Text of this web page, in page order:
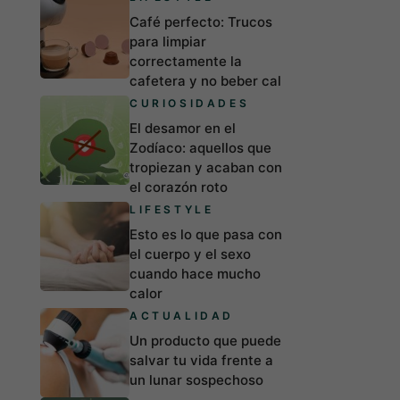
Café perfecto: Trucos
para limpiar
correctamente la
cafetera y no beber cal
CURIOSIDADES
El desamor en el
Zodíaco: aquellos que
tropiezan y acaban con
el corazón roto
LIFESTYLE
Esto es lo que pasa con
el cuerpo y el sexo
cuando hace mucho
calor
ACTUALIDAD
Un producto que puede
salvar tu vida frente a
un lunar sospechoso